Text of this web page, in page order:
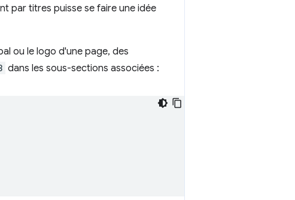
par titres puisse se faire une idée
ou le logo d'une page, des
dans les sous-sections associées :